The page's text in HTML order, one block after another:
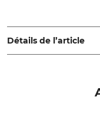
www.grube.de
Détails de l’article